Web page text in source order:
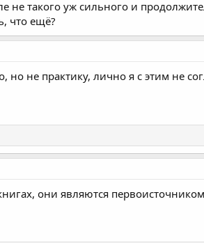
не такого уж сильного и
что ещё?
но не практику, лично я с этим не
они являются